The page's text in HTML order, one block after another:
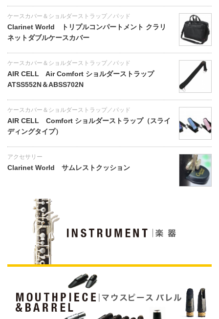
ケースカバー＆ショルダーストラップ／パッド
Clarinet World トリプルコンパートメント クラリ
ネットダブルケースカバー
ケースカバー＆ショルダーストラップ／パッド
AIR CELL Air Comfort ショルダーストラップ
ATSS552N＆ABSS702N
ケースカバー＆ショルダーストラップ／パッド
AIR CELL Comfort ショルダーストラップ（スライ
ディングタイプ）
アクセサリー
Clarinet World サムレストクッション